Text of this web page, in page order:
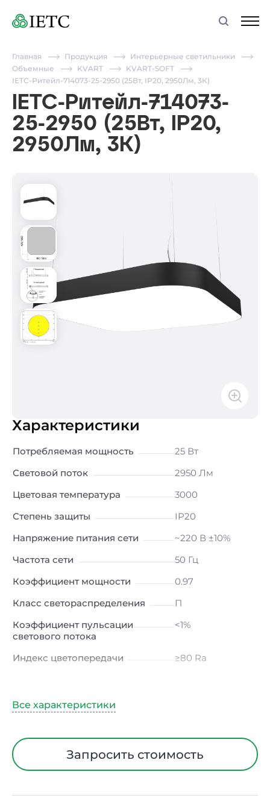
Главная Продукция
Интерьерные светильники
Объемные
KVART
KVART-SOFT
IETC-Ритейл-714073-25-2950 (25Вт, IP20, 2950Лм, 3К)
IETC-Ритейл-714073-
25-2950 (25Вт, IP20,
2950Лм, 3К)
Характеристики
Потребляемая мощность
25 Вт
Световой поток
2950 Лм
Цветовая температура
3000
Степень защиты
IP20
Напряжение питания сети
~220 В ±10%
Частота сети
50 Гц
Коэффициент мощности
0.97
Класс светораспределения
П
Коэффициент пульсации
светового потока
<1%
Индекс цветопередачи
≥80 Ra
Угол рассеивания
Диапазон рабочих
температурЗапросить стоимость